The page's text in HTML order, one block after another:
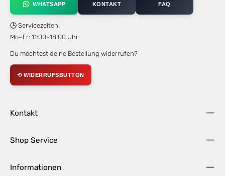
WHATSAPP KONTAKT FAQ
🕒 Servicezeiten:
Mo–Fr: 11:00–18:00 Uhr
Du möchtest deine Bestellung widerrufen?
⟲ WIDERRUFSBUTTON
Kontakt
Shop Service
Informationen